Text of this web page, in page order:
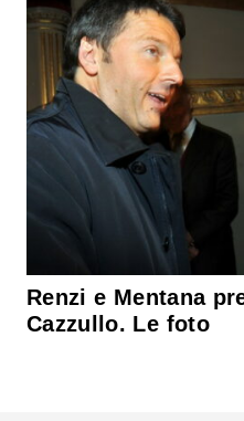
Renzi e Mentana
Cazzullo. Le foto